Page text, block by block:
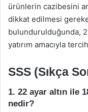
ürünlerin cazibesini
dikkat edilmesi
bulundurulduğunda,
yatırım amacıyla
SSS (Sıkça
1. 22 ayar altın ile
nedir?